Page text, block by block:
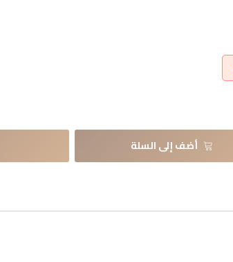
أضف إلى السلة